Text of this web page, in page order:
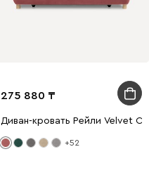
275 880
Диван-кровать Рейли Velvet
+52